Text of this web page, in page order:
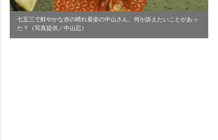
七五三で鮮やかな赤の晴れ着姿の中山さん。何か訴えたいことがあっ
た？（写真提供／中山忍）